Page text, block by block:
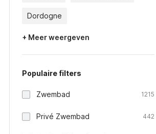
Dordogne
+ Meer weergeven
Populaire filters
Zwembad 1215
Privé Zwembad 442